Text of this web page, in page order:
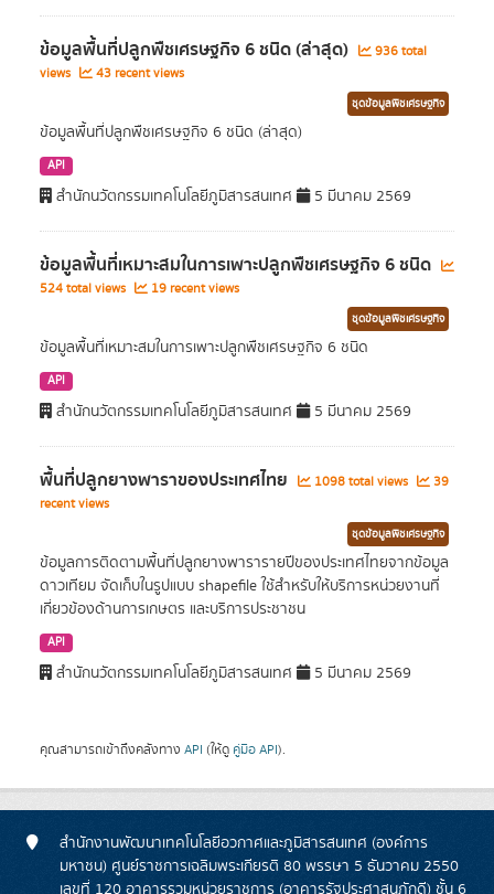
ข้อมูลพื้นที่ปลูกพืชเศรษฐกิจ 6 ชนิด (ล่าสุด)
936 total
views
43 recent views
ชุดข้อมูลพืชเศรษฐกิจ
ข้อมูลพื้นที่ปลูกพืชเศรษฐกิจ 6 ชนิด (ล่าสุด)
API
สำนักนวัตกรรมเทคโนโลยีภูมิสารสนเทศ 5 มีนาคม 2569
ข้อมูลพื้นที่เหมาะสมในการเพาะปลูกพืชเศรษฐกิจ 6 ชนิด
524 total views 19 recent views
ชุดข้อมูลพืชเศรษฐกิจ
ข้อมูลพื้นที่เหมาะสมในการเพาะปลูกพืชเศรษฐกิจ 6 ชนิด
API
สำนักนวัตกรรมเทคโนโลยีภูมิสารสนเทศ 5 มีนาคม 2569
พื้นที่ปลูกยางพาราของประเทศไทย 1098 total views
39
recent views
ชุดข้อมูลพืชเศรษฐกิจ
ข้อมูลการติดตามพื้นที่ปลูกยางพารารายปีของประเทศไทยจากข้อมูล
ดาวเทียม จัดเก็บในรูปแบบ shapefile ใช้สำหรับให้บริการหน่วยงานที่
เกี่ยวข้องด้านการเกษตร และบริการประชาชน
API
สำนักนวัตกรรมเทคโนโลยีภูมิสารสนเทศ 5 มีนาคม 2569
คุณสามารถเข้าถึงคลังทาง API (ให้ดู คู่มือ API).
สำนักงานพัฒนาเทคโนโลยีอวกาศและภูมิสารสนเทศ (องค์การ
มหาชน) ศูนย์ราชการเฉลิมพระเกียรติ 80 พรรษา 5 ธันวาคม 2550